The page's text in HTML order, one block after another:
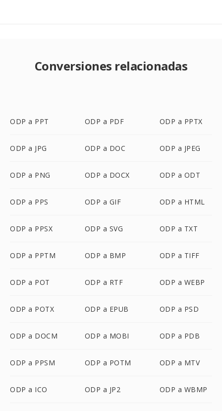
Conversiones relacionadas
ODP a PPT ODP a PDF ODP a PPTX
ODP a JPG ODP a DOC ODP a JPEG
ODP a PNG ODP a DOCX ODP a ODT
ODP a PPS ODP a GIF ODP a HTML
ODP a PPSX ODP a SVG ODP a TXT
ODP a PPTM ODP a BMP ODP a TIFF
ODP a POT ODP a RTF ODP a WEBP
ODP a POTX ODP a EPUB ODP a PSD
ODP a DOCM ODP a MOBI ODP a PDB
ODP a PPSM ODP a POTM ODP a MTV
ODP a ICO ODP a JP2 ODP a WBMP